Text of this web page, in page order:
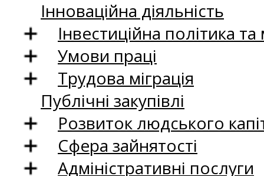
Інноваційна діяльність
Інвестиційна політика
Умови праці
Трудова міграція
Публічні закупівлі
Розвиток людського
Сфера зайнятості
Адміністративні послуги